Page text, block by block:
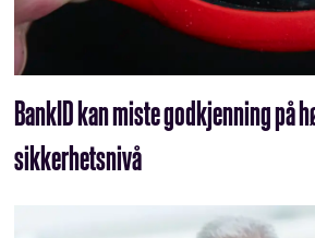
BankID kan miste godkjenning på
sikkerhetsnivå